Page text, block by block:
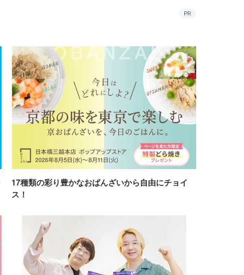
PR
17種類の彩り豊かなおばんざいから自由にチョイ
ス！